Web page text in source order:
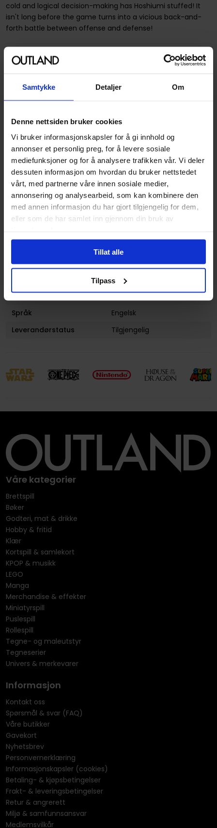
Samtykke Detaljer Om
Denne nettsiden bruker cookies
Vi bruker informasjonskapsler for å gi innhold og
annonser et personlig preg, for å levere sosiale
mediefunksjoner og for å analysere trafikken vår. Vi deler
dessuten informasjon om hvordan du bruker nettstedet
vårt, med partnerne våre innen sosiale medier,
annonsering og analysearbeid, som kan kombinere den
med annen informasjon du har gjort tilgjengelig for dem,
eller som de har samlet inn gjennom din bruk av
Tillat alle
Tilpass
cold and logical decision-making has Hoshiumi stuffed! It
isn't long before the game turns into a vicious back-and-
forth battle between offense and defense!
Spesifikasjoner
Vekt (Kg) :
Format
Paperback
Serie
Haikyu!!
Forfattere
Haruichi Furudate
Genre
Sport
Antall Sider
200
Utgiver
Viz Media
Volum
39
Ungdom
Avansert Format
Paperback: Trade (L)
Språk
Engelsk
Leverandørstatus
Tilgjengelig
Våre kategorier
Brettspill
Bøker
Godteri, mat & drikke
Hobby & fritid
Klær
Kortspill & samlekort
KPOP & musikk
LEGO
Manga
Merchandise & effekter
Miniatyrspill
Puslespill
Rollespill
Tegne- og maleutstyr
Tegneserier
Univers & merkevarer
Informasjon
Kontakt oss
Spørsmål & svar (FAQ)
Våre butikker
Gavekort
Nyhetsbrev
Personvernerklæring
Informasjonskapsler (cookies)
Betaling- & kjøpsbetingelser
Frakt- & leveringsbetingelser
Retur & angrerett
Miljø & samfunnsansvar
Medlemsvilkår